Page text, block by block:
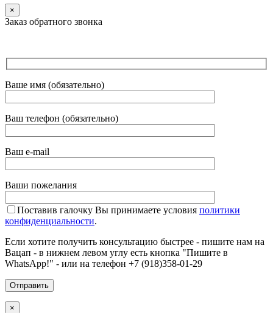
×
Заказ обратного звонка
Ваше имя (обязательно)
Ваш телефон (обязательно)
Ваш e-mail
Ваши пожелания
Поставив галочку Вы принимаете условия политики
конфиденциальности.
Если хотите получить консультацию быстрее - пишите нам на
Вацап - в нижнем левом углу есть кнопка "Пишите в
WhatsApp!" - или на телефон +7 (918)358-01-29
×